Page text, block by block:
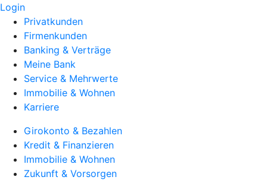
Login
Privatkunden
Firmenkunden
Banking & Verträge
Meine Bank
Service & Mehrwerte
Immobilie & Wohnen
Karriere
Girokonto & Bezahlen
Kredit & Finanzieren
Immobilie & Wohnen
Zukunft & Vorsorgen